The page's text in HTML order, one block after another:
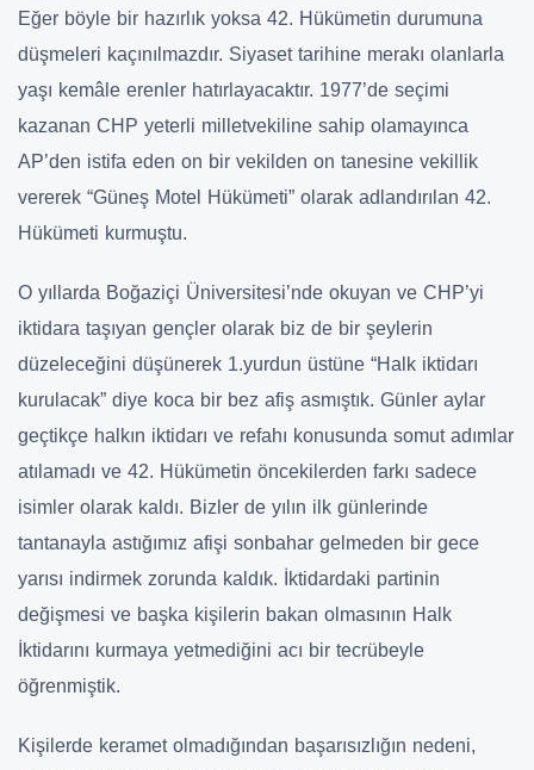
Eğer böyle bir hazırlık yoksa 42. Hükümetin durumuna
düşmeleri kaçınılmazdır. Siyaset tarihine merakı olanlarla
yaşı kemâle erenler hatırlayacaktır. 1977’de seçimi
kazanan CHP yeterli milletvekiline sahip olamayınca
AP’den istifa eden on bir vekilden on tanesine vekillik
vererek “Güneş Motel Hükümeti” olarak adlandırılan 42.
Hükümeti kurmuştu.
O yıllarda Boğaziçi Üniversitesi’nde okuyan ve CHP’yi
iktidara taşıyan gençler olarak biz de bir şeylerin
düzeleceğini düşünerek 1.yurdun üstüne “Halk iktidarı
kurulacak” diye koca bir bez afiş asmıştık. Günler aylar
geçtikçe halkın iktidarı ve refahı konusunda somut adımlar
atılamadı ve 42. Hükümetin öncekilerden farkı sadece
isimler olarak kaldı. Bizler de yılın ilk günlerinde
tantanayla astığımız afişi sonbahar gelmeden bir gece
yarısı indirmek zorunda kaldık. İktidardaki partinin
değişmesi ve başka kişilerin bakan olmasının Halk
İktidarını kurmaya yetmediğini acı bir tecrübeyle
öğrenmiştik.
Kişilerde keramet olmadığından başarısızlığın nedeni,